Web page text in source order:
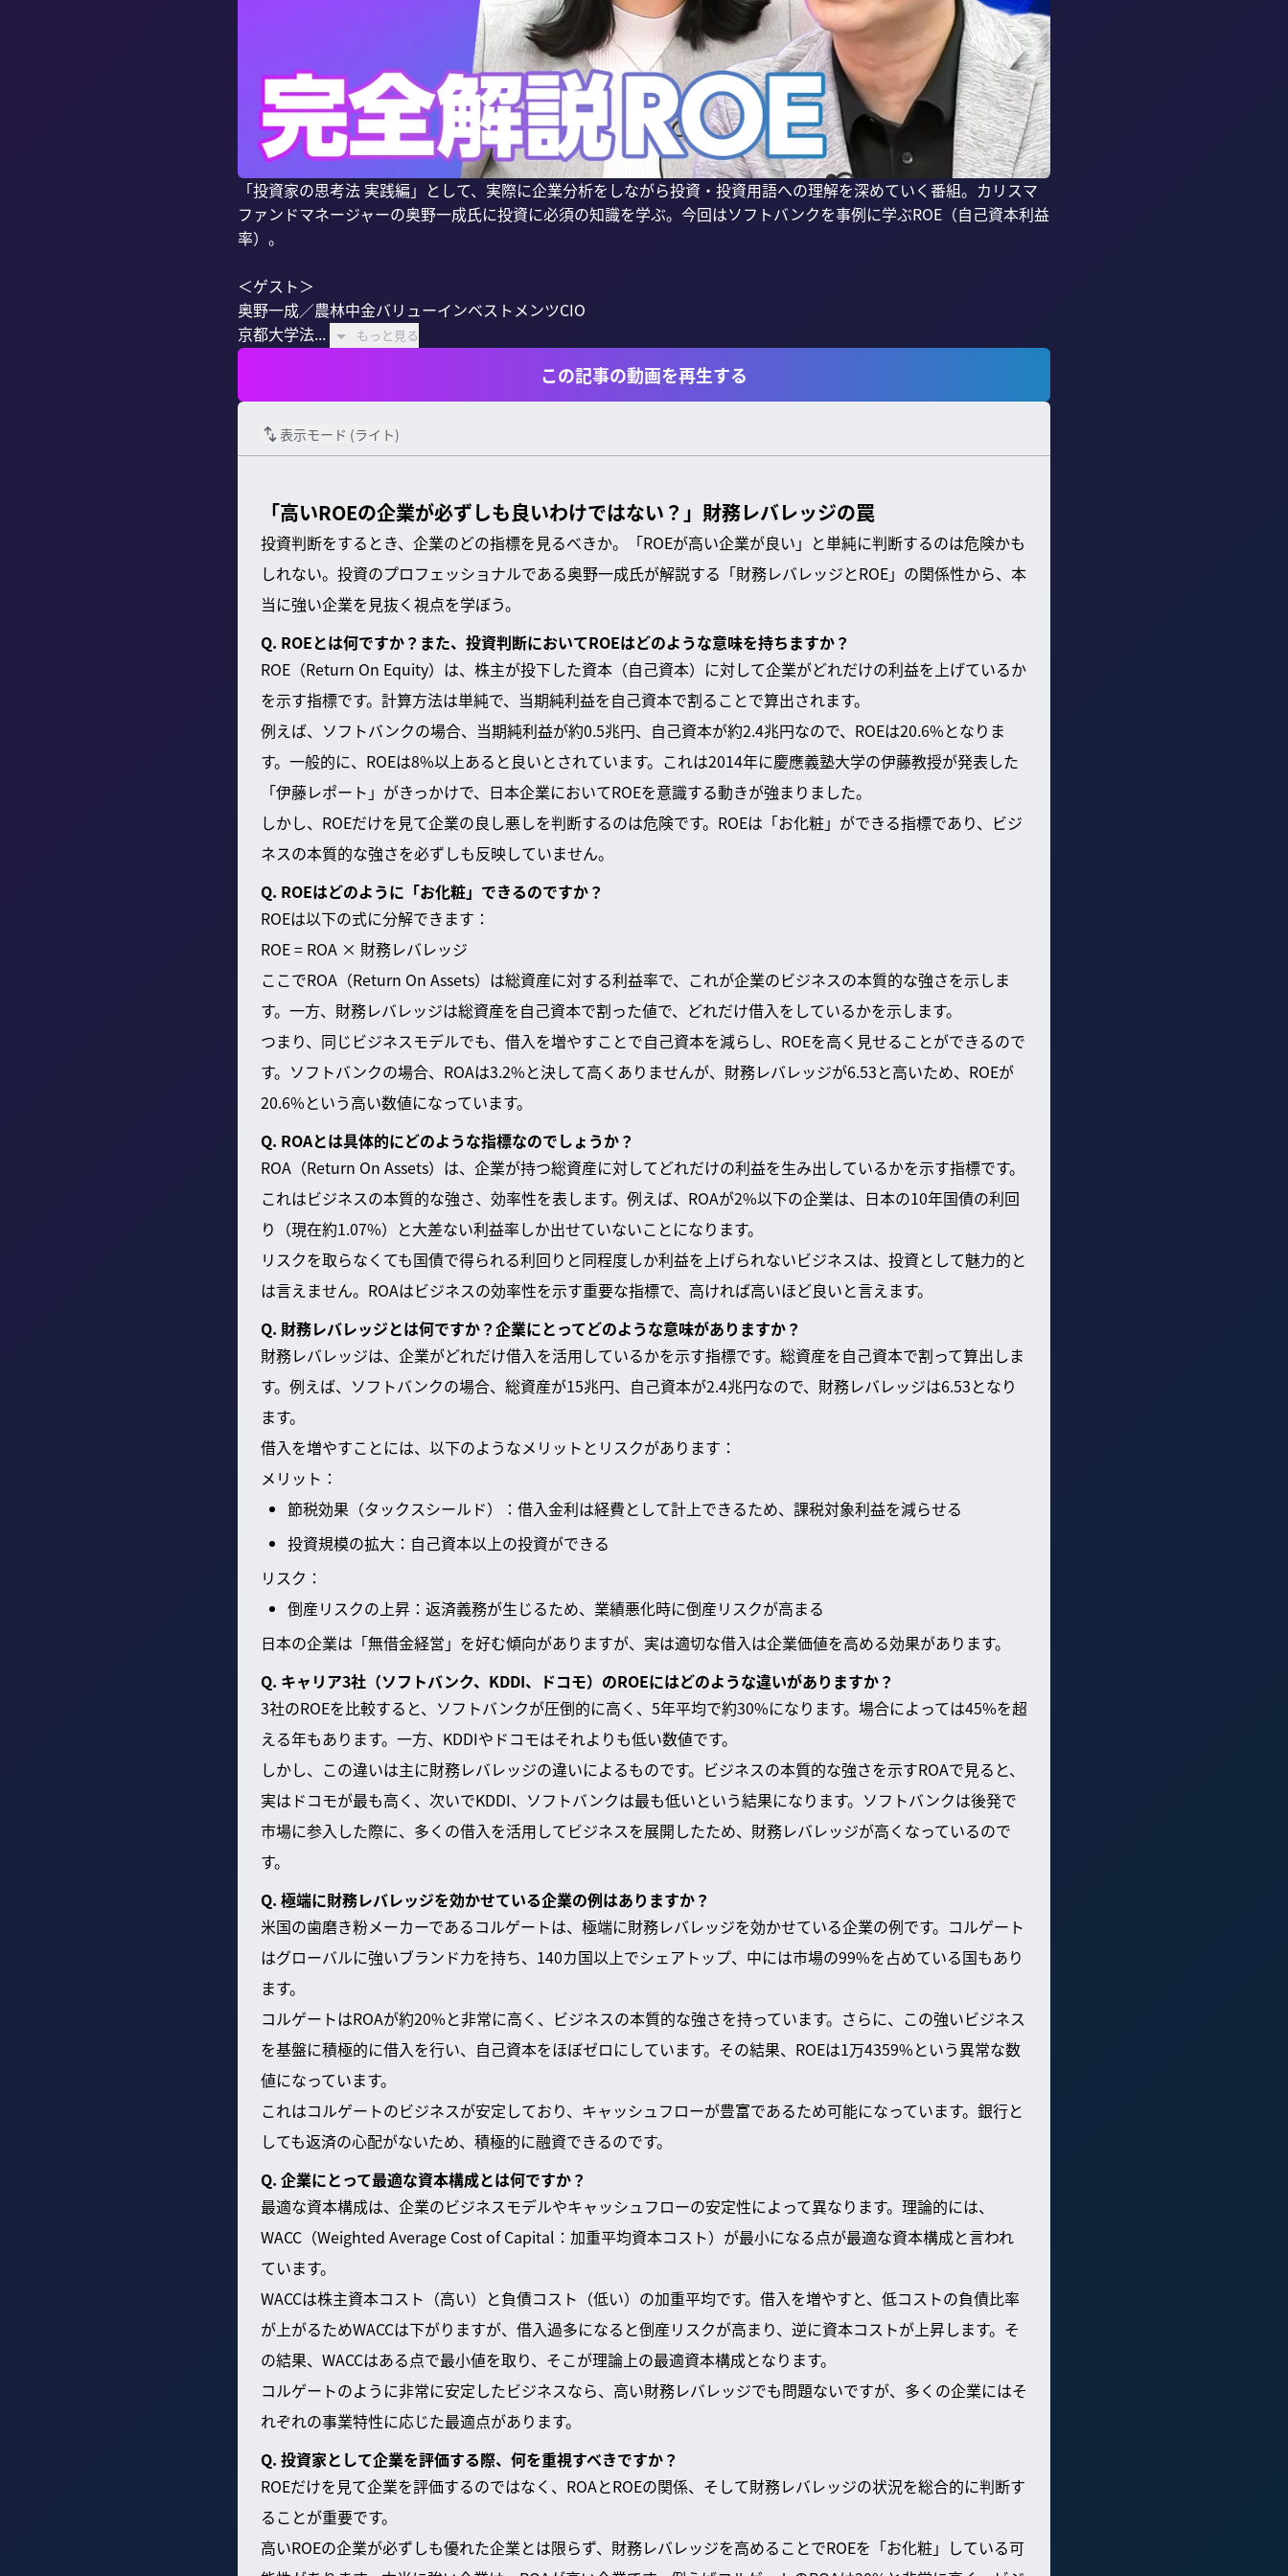
「投資家の思考法 実践編」として、実際に企業分析をしながら投資・投資用語への理解を深めていく番組。カリスマ
ファンドマネージャーの奥野一成氏に投資に必須の知識を学ぶ。今回はソフトバンクを事例に学ぶROE（自己資本利益
率）。
＜ゲスト＞
奥野一成／農林中金バリューインベストメンツCIO
京都大学法...
もっと見る
この記事の動画を再生する
表示モード (ライト)
「高いROEの企業が必ずしも良いわけではない？」財務レバレッジの罠
投資判断をするとき、企業のどの指標を見るべきか。「ROEが高い企業が良い」と単純に判断するのは危険かも
しれない。投資のプロフェッショナルである奥野一成氏が解説する「財務レバレッジとROE」の関係性から、本
当に強い企業を見抜く視点を学ぼう。
Q. ROEとは何ですか？また、投資判断においてROEはどのような意味を持ちますか？
ROE（Return On Equity）は、株主が投下した資本（自己資本）に対して企業がどれだけの利益を上げているか
を示す指標です。計算方法は単純で、当期純利益を自己資本で割ることで算出されます。
例えば、ソフトバンクの場合、当期純利益が約0.5兆円、自己資本が約2.4兆円なので、ROEは20.6%となりま
す。一般的に、ROEは8%以上あると良いとされています。これは2014年に慶應義塾大学の伊藤教授が発表した
「伊藤レポート」がきっかけで、日本企業においてROEを意識する動きが強まりました。
しかし、ROEだけを見て企業の良し悪しを判断するのは危険です。ROEは「お化粧」ができる指標であり、ビジ
ネスの本質的な強さを必ずしも反映していません。
Q. ROEはどのように「お化粧」できるのですか？
ROEは以下の式に分解できます：
ROE = ROA × 財務レバレッジ
ここでROA（Return On Assets）は総資産に対する利益率で、これが企業のビジネスの本質的な強さを示しま
す。一方、財務レバレッジは総資産を自己資本で割った値で、どれだけ借入をしているかを示します。
つまり、同じビジネスモデルでも、借入を増やすことで自己資本を減らし、ROEを高く見せることができるので
す。ソフトバンクの場合、ROAは3.2%と決して高くありませんが、財務レバレッジが6.53と高いため、ROEが
20.6%という高い数値になっています。
Q. ROAとは具体的にどのような指標なのでしょうか？
ROA（Return On Assets）は、企業が持つ総資産に対してどれだけの利益を生み出しているかを示す指標です。
これはビジネスの本質的な強さ、効率性を表します。例えば、ROAが2%以下の企業は、日本の10年国債の利回
り（現在約1.07%）と大差ない利益率しか出せていないことになります。
リスクを取らなくても国債で得られる利回りと同程度しか利益を上げられないビジネスは、投資として魅力的と
は言えません。ROAはビジネスの効率性を示す重要な指標で、高ければ高いほど良いと言えます。
Q. 財務レバレッジとは何ですか？企業にとってどのような意味がありますか？
財務レバレッジは、企業がどれだけ借入を活用しているかを示す指標です。総資産を自己資本で割って算出しま
す。例えば、ソフトバンクの場合、総資産が15兆円、自己資本が2.4兆円なので、財務レバレッジは6.53となり
ます。
借入を増やすことには、以下のようなメリットとリスクがあります：
メリット：
節税効果（タックスシールド）：借入金利は経費として計上できるため、課税対象利益を減らせる
投資規模の拡大：自己資本以上の投資ができる
リスク：
倒産リスクの上昇：返済義務が生じるため、業績悪化時に倒産リスクが高まる
日本の企業は「無借金経営」を好む傾向がありますが、実は適切な借入は企業価値を高める効果があります。
Q. キャリア3社（ソフトバンク、KDDI、ドコモ）のROEにはどのような違いがありますか？
3社のROEを比較すると、ソフトバンクが圧倒的に高く、5年平均で約30%になります。場合によっては45%を超
える年もあります。一方、KDDIやドコモはそれよりも低い数値です。
しかし、この違いは主に財務レバレッジの違いによるものです。ビジネスの本質的な強さを示すROAで見ると、
実はドコモが最も高く、次いでKDDI、ソフトバンクは最も低いという結果になります。ソフトバンクは後発で
市場に参入した際に、多くの借入を活用してビジネスを展開したため、財務レバレッジが高くなっているので
す。
Q. 極端に財務レバレッジを効かせている企業の例はありますか？
米国の歯磨き粉メーカーであるコルゲートは、極端に財務レバレッジを効かせている企業の例です。コルゲート
はグローバルに強いブランド力を持ち、140カ国以上でシェアトップ、中には市場の99%を占めている国もあり
ます。
コルゲートはROAが約20%と非常に高く、ビジネスの本質的な強さを持っています。さらに、この強いビジネス
を基盤に積極的に借入を行い、自己資本をほぼゼロにしています。その結果、ROEは1万4359%という異常な数
値になっています。
これはコルゲートのビジネスが安定しており、キャッシュフローが豊富であるため可能になっています。銀行と
しても返済の心配がないため、積極的に融資できるのです。
Q. 企業にとって最適な資本構成とは何ですか？
最適な資本構成は、企業のビジネスモデルやキャッシュフローの安定性によって異なります。理論的には、
WACC（Weighted Average Cost of Capital：加重平均資本コスト）が最小になる点が最適な資本構成と言われ
ています。
WACCは株主資本コスト（高い）と負債コスト（低い）の加重平均です。借入を増やすと、低コストの負債比率
が上がるためWACCは下がりますが、借入過多になると倒産リスクが高まり、逆に資本コストが上昇します。そ
の結果、WACCはある点で最小値を取り、そこが理論上の最適資本構成となります。
コルゲートのように非常に安定したビジネスなら、高い財務レバレッジでも問題ないですが、多くの企業にはそ
れぞれの事業特性に応じた最適点があります。
Q. 投資家として企業を評価する際、何を重視すべきですか？
ROEだけを見て企業を評価するのではなく、ROAとROEの関係、そして財務レバレッジの状況を総合的に判断す
ることが重要です。
高いROEの企業が必ずしも優れた企業とは限らず、財務レバレッジを高めることでROEを「お化粧」している可